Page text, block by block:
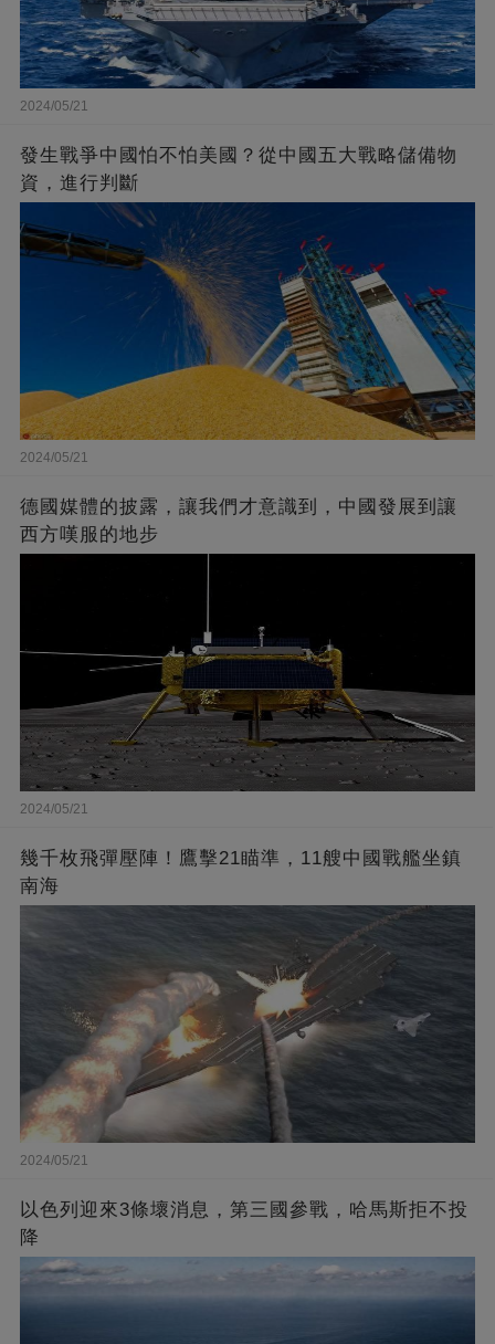
2024/05/21
發生戰爭中國怕不怕美國？從中國五大戰略儲備物
資，進行判斷
2024/05/21
德國媒體的披露，讓我們才意識到，中國發展到讓
西方嘆服的地步
2024/05/21
幾千枚飛彈壓陣！鷹擊21瞄準，11艘中國戰艦坐鎮
南海
2024/05/21
以色列迎來3條壞消息，第三國參戰，哈馬斯拒不投
降